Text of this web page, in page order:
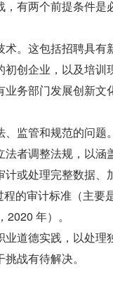
有两个前提条件是
术。这包括招聘具有
初创企业，以及培训
务部门发展创新文
监管和规范的问题。
法者调整法规，以涵
或处理完整数据、
的审计标准（主要
年）。
道德实践，以处理
战有待解决。